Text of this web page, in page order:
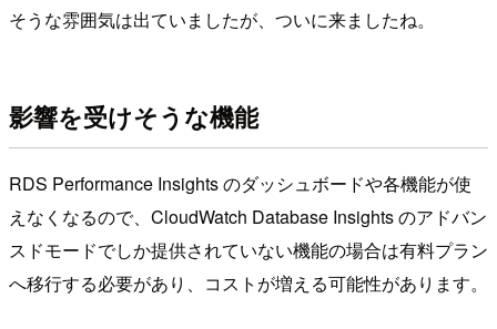
そうな雰囲気は出ていましたが、ついに来ましたね。
影響を受けそうな機能
RDS Performance Insights のダッシュボードや各機能が使
えなくなるので、CloudWatch Database Insights のアドバン
スドモードでしか提供されていない機能の場合は有料プラン
へ移行する必要があり、コストが増える可能性があります。